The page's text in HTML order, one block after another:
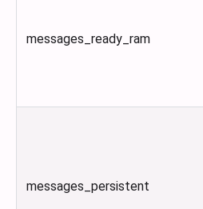
messages_ready_ram
messages_persistent